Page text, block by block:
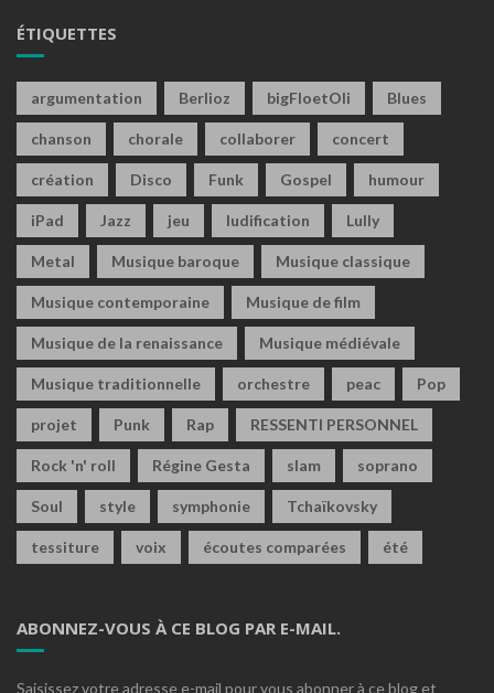
ÉTIQUETTES
argumentation Berlioz bigFloetOli Blues
chanson chorale collaborer concert
création Disco Funk Gospel humour
iPad Jazz jeu ludification Lully
Metal Musique baroque Musique classique
Musique contemporaine Musique de film
Musique de la renaissance Musique médiévale
Musique traditionnelle orchestre peac Pop
projet Punk Rap RESSENTI PERSONNEL
Rock 'n' roll Régine Gesta slam soprano
Soul style symphonie Tchaïkovsky
tessiture voix écoutes comparées été
ABONNEZ-VOUS À CE BLOG PAR E-MAIL.
Saisissez votre adresse e-mail pour vous abonner à ce blog et